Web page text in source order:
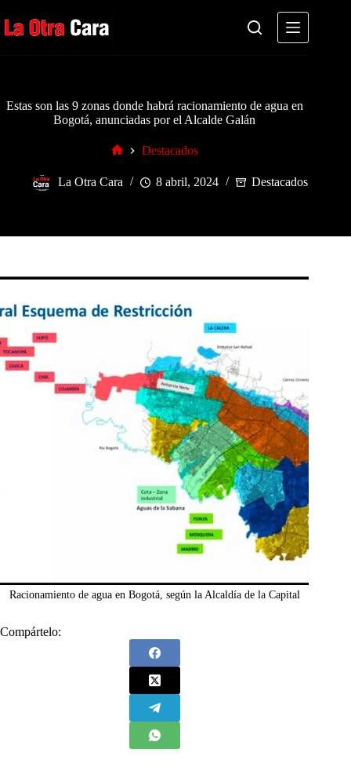
al
contenido
Estas son las 9 zonas donde habrá racionamiento de agua en
Bogotá, anunciadas por el Alcalde Galán
Destacados
La Otra Cara 8 abril, 2024 Destacados
Racionamiento de agua en Bogotá, según la Alcaldía de la Capital
Compártelo: